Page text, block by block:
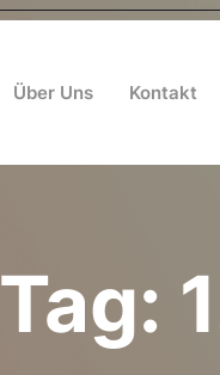
Über Uns Kontakt
Tag: